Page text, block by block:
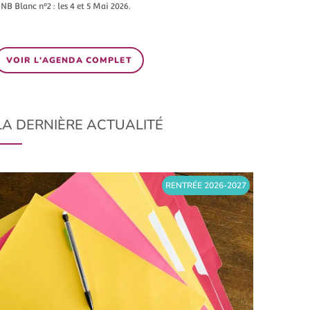
Blanc n°2 : les 4 et 5 Mai 2026.
VOIR L'AGENDA COMPLET
DERNIÈRE ACTUALITÉ
RENTRÉE 2026-2027